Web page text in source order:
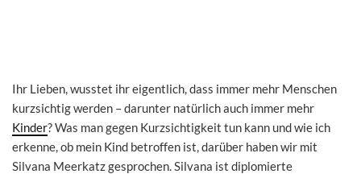
Ihr Lieben, wusstet ihr eigentlich, dass immer mehr Menschen
kurzsichtig werden – darunter natürlich auch immer mehr
Kinder? Was man gegen Kurzsichtigkeit tun kann und wie ich
erkenne, ob mein Kind betroffen ist, darüber haben wir mit
Silvana Meerkatz gesprochen. Silvana ist diplomierte